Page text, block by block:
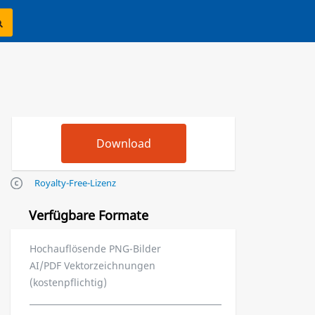
Royalty-Free-Lizenz
Verfügbare Formate
Hochauflösende PNG-Bilder
AI/PDF Vektorzeichnungen
(kostenpflichtig)